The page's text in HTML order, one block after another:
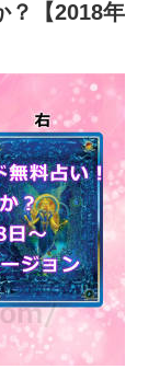
？【2018年